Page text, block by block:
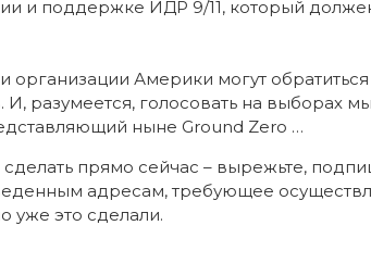
и поддержке ИДР 9/11, который
организации Америки могут
разумеется, голосовать на выборах
ныне Ground Zero …
прямо сейчас – вырежьте,
адресам, требующее
уже это сделали.